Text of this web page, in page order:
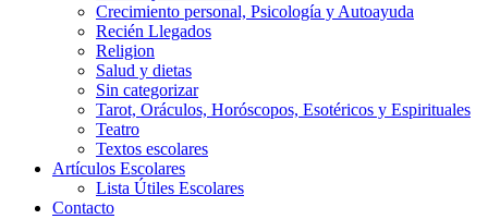
Crecimiento personal, Psicología y Autoayuda
Recién Llegados
Religion
Salud y dietas
Sin categorizar
Tarot, Oráculos, Horóscopos, Esotéricos y Espirituales
Teatro
Textos escolares
Artículos Escolares
Lista Útiles Escolares
Contacto